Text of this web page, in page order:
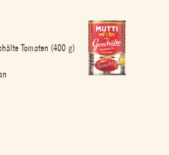
Tomaten (400 g)